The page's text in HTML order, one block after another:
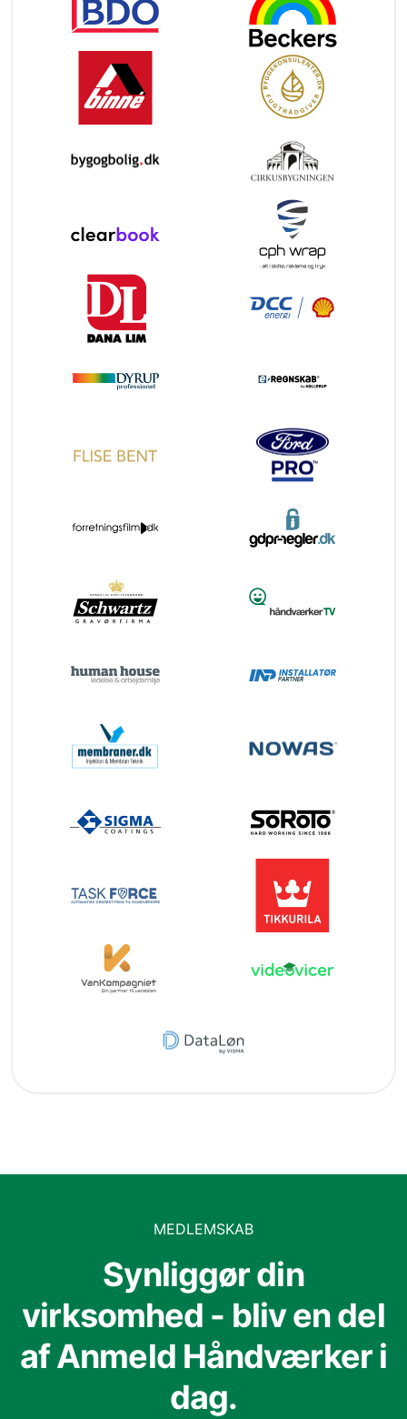
MEDLEMSKAB
Synliggør din
virksomhed - bliv en del
af Anmeld Håndværker i
dag.